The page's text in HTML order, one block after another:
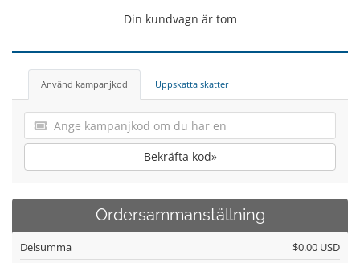
Din kundvagn är tom
Använd kampanjkod Uppskatta skatter
Bekräfta kod»
Ordersammanställning
Delsumma $0.00 USD